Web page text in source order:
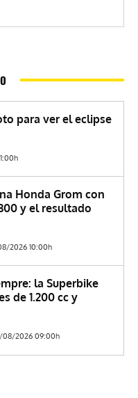
para ver el eclipse
Honda Grom con
y el resultado
2026 10:00h
la Superbike
de 1.200 cc y
08/2026 09:00h